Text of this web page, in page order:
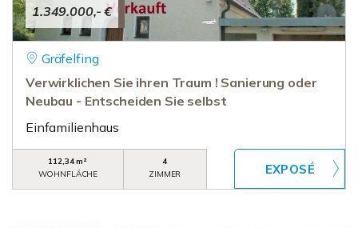
1.349.000,- €
Gräfelfing
Verwirklichen Sie ihren Traum ! Sanierung oder
Neubau - Entscheiden Sie selbst
Einfamilienhaus
112,34 m²
WOHNFLÄCHE
4
ZIMMER